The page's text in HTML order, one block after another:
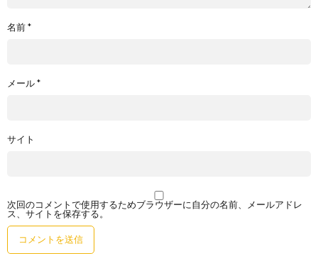
名前*
メール*
サイト
次回のコメントで使用するためブラウザーに自分の名前、メールアドレ
ス、サイトを保存する。